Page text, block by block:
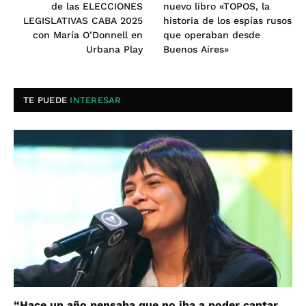
de las ELECCIONES
LEGISLATIVAS CABA 2025
con María O’Donnell en
Urbana Play
nuevo libro «TOPOS, la
historia de los espías rusos
que operaban desde
Buenos Aires»
TE PUEDE INTERESAR